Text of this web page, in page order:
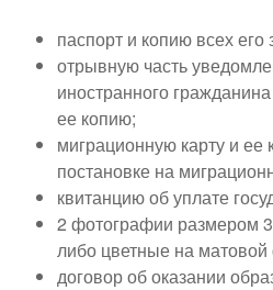
паспорт и копию всех
отрывную часть
иностранного
ее копию;
миграционную карту и
постановке на
квитанцию об уплате
2 фотографии размером
либо цветные на
договор об оказании